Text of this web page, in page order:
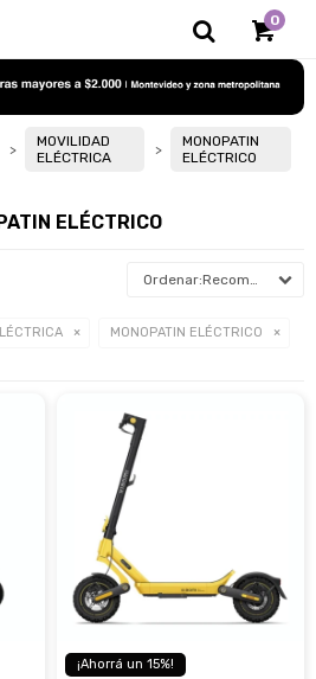
0
MOVILIDAD
ELÉCTRICA
MONOPATIN
ELÉCTRICO
ELÉCTRICO
Recomendados
MONOPATIN ELÉCTRICO
15